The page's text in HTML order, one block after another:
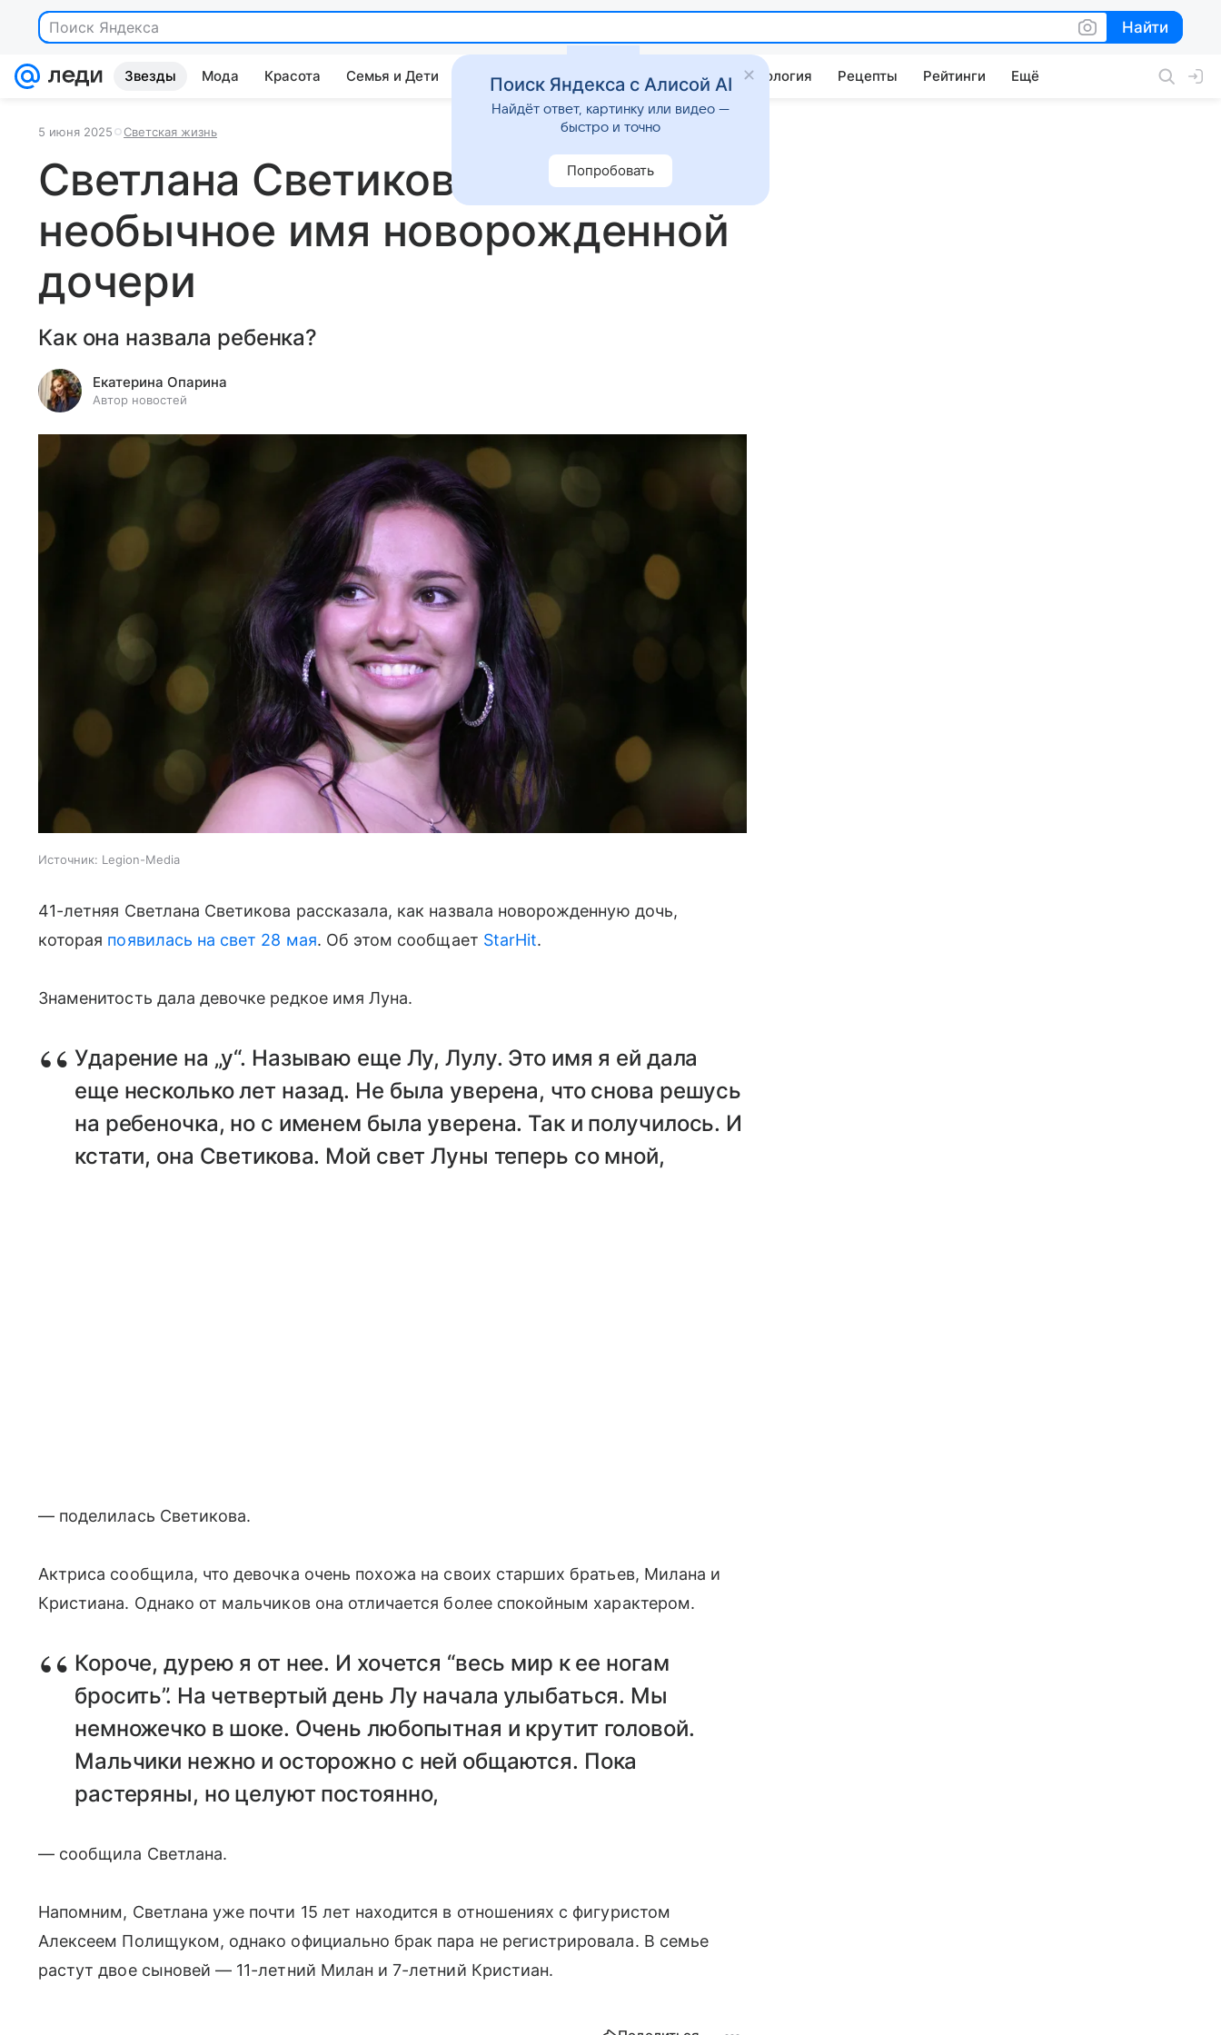
Поиск Яндекса Найти
Найти
Звезды Мода Красота Семья и Дети Дом Гороскопы Стиль жизни Психология Рецепты Рейтинги Ещё
5 июня 2025 Светская жизнь
Светлана Светикова дала
необычное имя новорожденной
дочери
Как она назвала ребенка?
Екатерина Опарина
Автор новостей
Источник: Legion-Media
41-летняя Светлана Светикова рассказала, как назвала новорожденную дочь,
которая появилась на свет 28 мая. Об этом сообщает StarHit.
Знаменитость дала девочке редкое имя Луна.
Ударение на „у“. Называю еще Лу, Лулу. Это имя я ей дала
еще несколько лет назад. Не была уверена, что снова решусь
на ребеночка, но с именем была уверена. Так и получилось. И
кстати, она Светикова. Мой свет Луны теперь со мной,
— поделилась Светикова.
Актриса сообщила, что девочка очень похожа на своих старших братьев, Милана и
Кристиана. Однако от мальчиков она отличается более спокойным характером.
Короче, дурею я от нее. И хочется “весь мир к ее ногам
бросить”. На четвертый день Лу начала улыбаться. Мы
немножечко в шоке. Очень любопытная и крутит головой.
Мальчики нежно и осторожно с ней общаются. Пока
растеряны, но целуют постоянно,
— сообщила Светлана.
Напомним, Светлана уже почти 15 лет находится в отношениях с фигуристом
Алексеем Полищуком, однако официально брак пара не регистрировала. В семье
растут двое сыновей — 11-летний Милан и 7-летний Кристиан.
Поиск Яндекса с Алисой AI
Найдёт ответ, картинку или видео —
быстро и точно
Попробовать